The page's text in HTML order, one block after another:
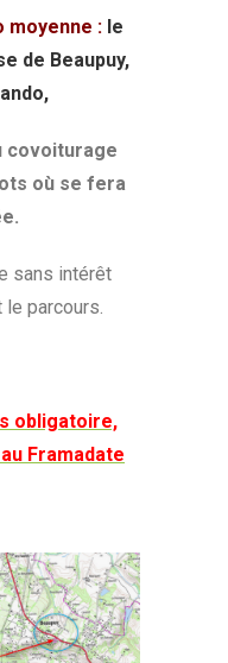
moyenne : le
de Beaupuy,
covoiturage
où se fera
sans intérêt
parcours.
obligatoire,
Framadate